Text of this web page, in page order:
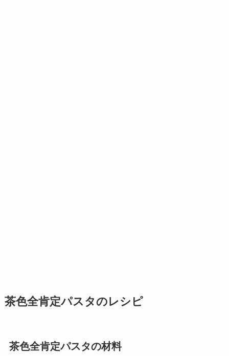
茶色全肯定パスタのレシピ
茶色全肯定パスタの材料